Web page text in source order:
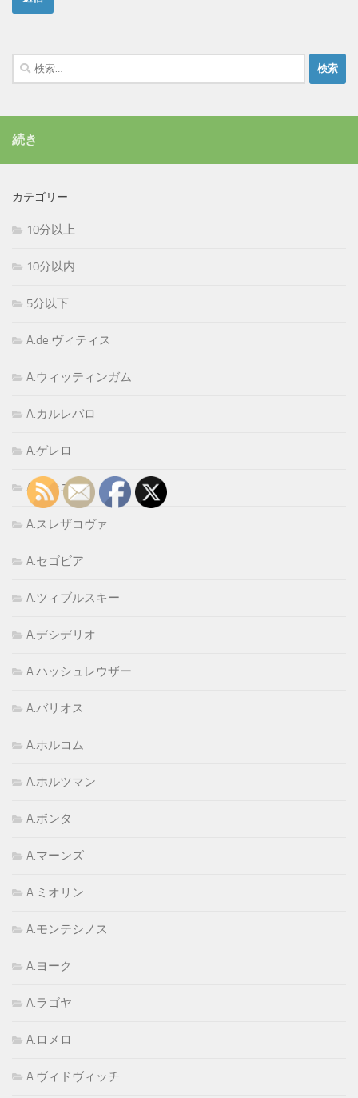
検
索:
続き
カテゴリー
10分以上
10分以内
5分以下
A.de.ヴィティス
A.ウィッティンガム
A.カルレバロ
A.ゲレロ
A.ゴーニ
A.スレザコヴァ
A.セゴビア
A.ツィブルスキー
A.デシデリオ
A.ハッシュレウザー
A.バリオス
A.ホルコム
A.ホルツマン
A.ボンタ
A.マーンズ
A.ミオリン
A.モンテシノス
A.ヨーク
A.ラゴヤ
A.ロメロ
A.ヴィドヴィッチ